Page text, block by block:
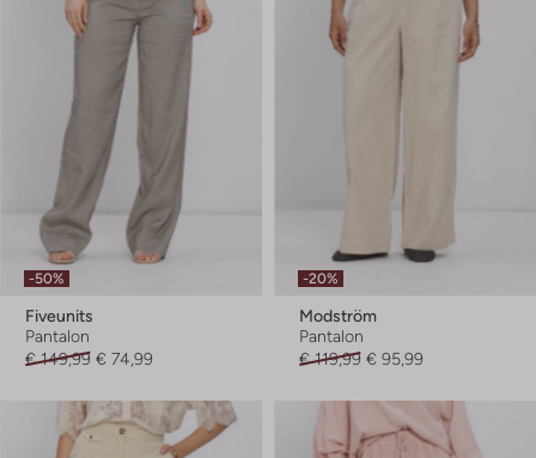
-50%
Fiveunits
Pantalon
€ 149,99 € 74,99
-20%
Modström
Pantalon
€ 119,99 € 95,99